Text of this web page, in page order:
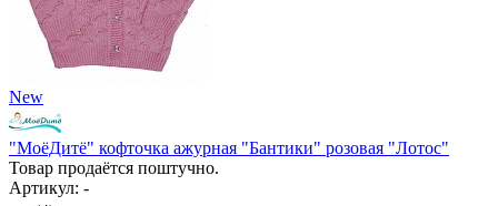
New
"МоёДитё" кофточка ажурная "Бантики" розовая "Лотос"
Товар продаётся поштучно.
Артикул: -